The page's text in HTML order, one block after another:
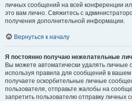
личных сообщений на всей конференции
это вам лично. Свяжитесь с
получения дополнительной информации.
Вернуться к началу
Я постоянно получаю нежелательные
Вы можете автоматически удалять личные
используя правила для сообщений в
получаете оскорбительные личные
пользователя, отправьте жалобы на
запретить пользователю отправку личных